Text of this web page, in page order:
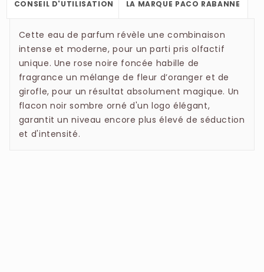
BENZOATE, CINNAMYL ALCOHOL, CITRAL,
CONSEIL D'UTILISATION LA MARQUE PACO RABANNE
Cette eau de parfum révèle une combinaison
intense et moderne, pour un parti pris olfactif
unique. Une rose noire foncée habille de
fragrance un mélange de fleur d’oranger et de
girofle, pour un résultat absolument magique. Un
flacon noir sombre orné d'un logo élégant,
garantit un niveau encore plus élevé de séduction
et d'intensité.